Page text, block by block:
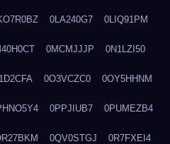
0LA240G7 0LIQ91PM
0MCMJJJP 0N1LZI50
0O3VCZC0 0OY5HHNM
0PPJIUB7 0PUMEZB4
0QV0STGJ 0R7FXEI4